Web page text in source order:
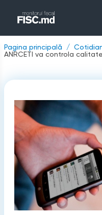
Pagina principală
ANRCETI va controla